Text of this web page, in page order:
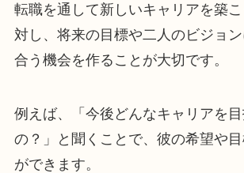
転職を通して新しいキャリアを築
対し、将来の目標や二人のビジョ
合う機会を作ることが大切です。
例えば、「今後どんなキャリアを
の？」と聞くことで、彼の希望や
ができます。